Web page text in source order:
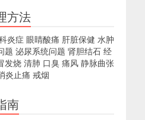
方法
炎症 眼睛酸痛 肝脏保健 水肿
题 泌尿系统问题 肾胆结石 经
发烧清肺 口臭 痛风 静脉曲张
炎止痛 戒烟
南